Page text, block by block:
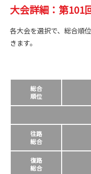
大会詳細：第101
各大会を選択で、総合順
きます。
総合
順位
往路
総合
復路
総合